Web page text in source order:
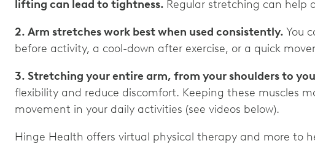
lifting can lead to tightness. Regular stretching can help
2. Arm stretches work best when used consistently. You
before activity, a cool-down after exercise, or a quick
3. Stretching your entire arm, from your shoulders to
flexibility and reduce discomfort. Keeping these muscles
movement in your daily activities (see videos below).
Hinge Health offers virtual physical therapy and more to